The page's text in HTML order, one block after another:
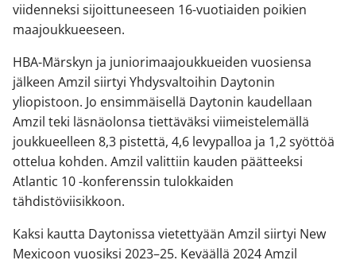
viidenneksi sijoittuneeseen 16-vuotiaiden poikien
maajoukkueeseen.
HBA-Märskyn ja juniorimaajoukkueiden vuosiensa
jälkeen Amzil siirtyi Yhdysvaltoihin Daytonin
yliopistoon. Jo ensimmäisellä Daytonin kaudellaan
Amzil teki läsnäolonsa tiettäväksi viimeistelemällä
joukkueelleen 8,3 pistettä, 4,6 levypalloa ja 1,2 syöttöä
ottelua kohden. Amzil valittiin kauden päätteeksi
Atlantic 10 -konferenssin tulokkaiden
tähdistöviisikkoon.
Kaksi kautta Daytonissa vietettyään Amzil siirtyi New
Mexicoon vuosiksi 2023–25. Keväällä 2024 Amzil